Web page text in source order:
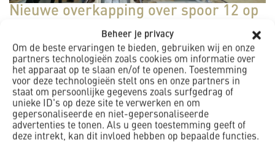
Beheer je privacy
Om de beste ervaringen te bieden, gebruiken wij en onze
partners technologieën zoals cookies om informatie over
het apparaat op te slaan en/of te openen. Toestemming
voor deze technologieën stelt ons en onze partners in
staat om persoonlijke gegevens zoals surfgedrag of
unieke ID's op deze site te verwerken en om
gepersonaliseerde en niet-gepersonaliseerde
advertenties te tonen. Als u geen toestemming geeft of
deze intrekt, kan dit invloed hebben op bepaalde functies.
Nieuwe overkapping over spoor 12 op
Alkmaar Centraal Station
Op Alkmaar Centraal Station kunnen de
onderhoudswerkzaamheden aan treinen sinds kort droog
gebeuren. K_Dekker bouw & infra b.v. leverde op 4
september jl. de gerenoveerde werkput op aan NedTrain
B...
Lees verder